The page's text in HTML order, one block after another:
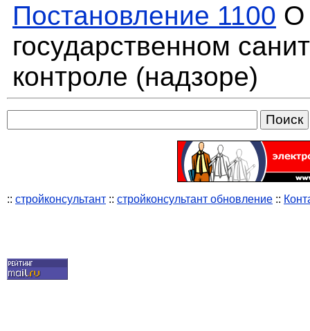
Постановление 1100 О
государственном
контроле (надзоре)
:: стройконсультант :: стройконсультант обновление ::